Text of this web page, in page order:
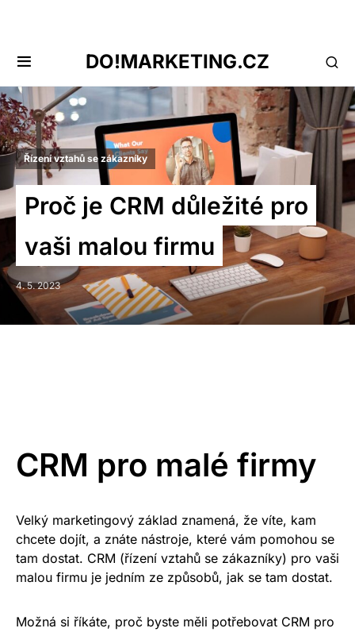
DO!MARKETING.CZ
Řízení vztahů se zákazníky
Proč je CRM důležité pro
vaši malou firmu
4. 5. 2023
CRM pro malé firmy
Velký marketingový základ znamená, že víte, kam
chcete dojít, a znáte nástroje, které vám pomohou se
tam dostat. CRM (řízení vztahů se zákazníky) pro vaši
malou firmu je jedním ze způsobů, jak se tam dostat.
Možná si říkáte, proč byste měli potřebovat CRM pro